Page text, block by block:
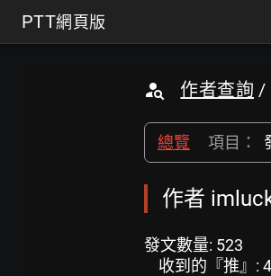
PTT網頁版
作者查詢 /
總覽 項目：
作者
發文數量: 523
收到的『推』: